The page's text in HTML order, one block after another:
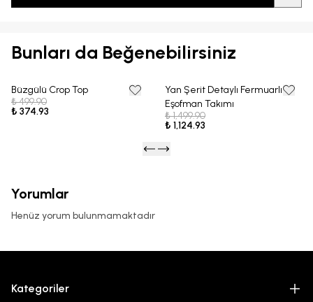
Bunları da Beğenebilirsiniz
25% OFF
Büzgülü Crop Top
₺ 499.90
₺ 374.93
25% OFF
Yan Şerit Detaylı Fermuarlı
Eşofman Takımı
₺ 1,499.90
₺ 1,124.93
Yorumlar
Henüz yorum bulunmamaktadır
Kategoriler